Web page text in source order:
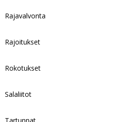
Rajavalvonta
Rajoitukset
Rokotukset
Salaliitot